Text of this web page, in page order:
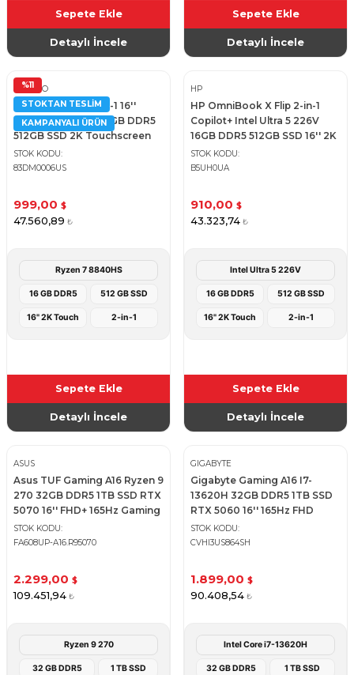
Sepete Ekle
Detaylı İncele
Sepete Ekle
Detaylı İncele
%11
STOKTAN TESLIM
KAMPANYALI ÜRÜN
LENOVO
Lenovo Yoga 7 2-in-1 16''
Ryzen 7 8840HS 16GB DDR5
512GB SSD 2K Touchscreen
Notebook - Artic Grey
STOK KODU
83DM0006US
999,00 $
47.560,89 ₺
Ryzen 7 8840HS
16 GB DDR5 512 GB SSD
16" 2K Touch 2-in-1
Sepete Ekle
Detaylı İncele
HP
HP OmniBook X Flip 2-in-1
Copilot+ Intel Ultra 5 226V
16GB DDR5 512GB SSD 16'' 2K
Touch-Screen Notebook -
Eclipse Gray
STOK KODU
B5UH0UA
910,00 $
43.323,74 ₺
Intel Ultra 5 226V
16 GB DDR5 512 GB SSD
16" 2K Touch 2-in-1
Sepete Ekle
Detaylı İncele
ASUS
Asus TUF Gaming A16 Ryzen 9
270 32GB DDR5 1TB SSD RTX
5070 16'' FHD+ 165Hz Gaming
Notebook - Jaegar Gray
STOK KODU
FA608UP-A16.R95070
2.299,00 $
109.451,94 ₺
Ryzen 9 270
32 GB DDR5 1 TB SSD
GIGABYTE
Gigabyte Gaming A16 I7-
13620H 32GB DDR5 1TB SSD
RTX 5060 16'' 165Hz FHD
Gaming Notebook
STOK KODU
CVHI3US864SH
1.899,00 $
90.408,54 ₺
Intel Core i7-13620H
32 GB DDR5 1 TB SSD